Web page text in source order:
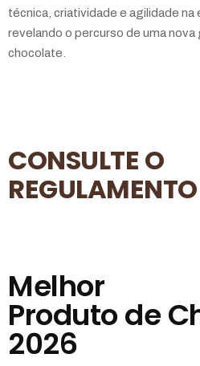
técnica, criatividade e agilidade na
revelando o percurso de uma
chocolate.
CONSULTE O
REGULAMENTO
Melhor
Produto de
2026